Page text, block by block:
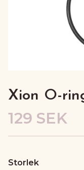
Xion O-
129 SEK
Storlek